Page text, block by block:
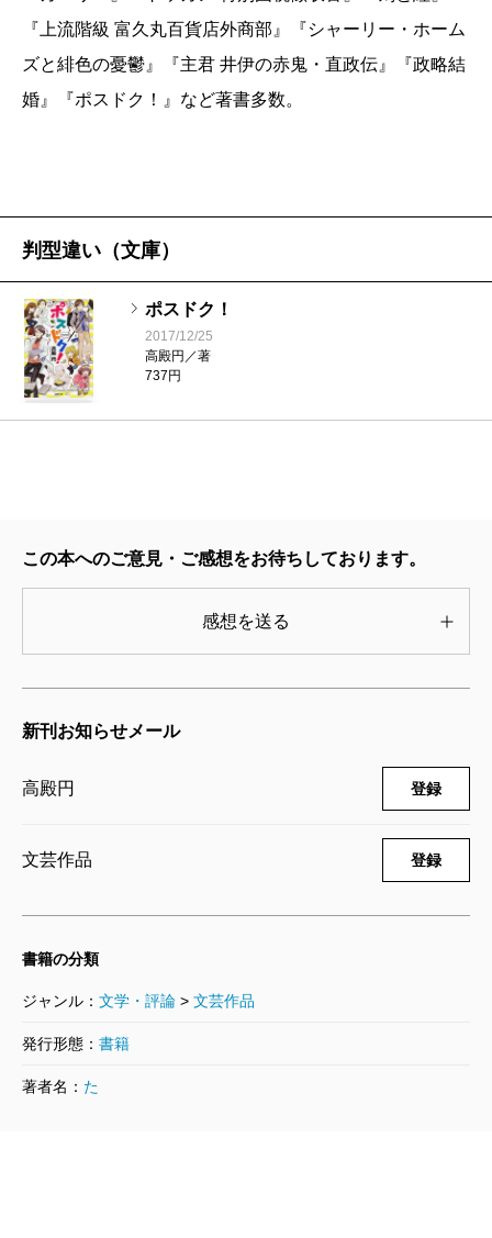
現したライバルに、二コマを横取りされそうになる。
評者の経験では、週一〇コマの講義を担当すれば、
論文を書いている時間はない。ところが瓶子講師は、
が、この本のタイトルになっている“Dマル合”教授であ
る。これは、博士論文の合否判定を行う資格を持つ教
授のことで、この認定を受けるためには、博士号を持
ち、毎年相当数の論文や著書を発表していることが条
件になっている。
混合学部では、絶大な権威を持っているらしい。
された瓶子青年は、将来は常勤ポストに就くことを狙
っている。その近道は、節を曲げて“マル合の下僕”にな
ることである。はたして瓶子青年は、アカハラ、セク
ハラ、中傷誹謗、足の引っ張り合いなど、何でもあり
ょうか？？？
る。しかし彼らは定職がある人で、担当するのは高々
日本の大学には、なぜこれほど多くの非常勤講師が
いるのか。その理由は、常勤スタッフがあまり働かな
いこと、非常勤講師の採用が常勤教授の利権に結びつ
『上流階級 富久丸百貨店外商部』『シャーリー・ホーム
ズと緋色の憂鬱』『主君 井伊の赤鬼・直政伝』『政略結
婚』『ポスドク！』など著書多数。
判型違い（文庫）
ポスドク！
2017/12/25
高殿円／著
737円
この本へのご意見・ご感想をお待ちしております。
感想を送る
新刊お知らせメール
高殿円 登録
文芸作品 登録
書籍の分類
ジャンル： 文学・評論 > 文芸作品
発行形態： 書籍
著者名： た